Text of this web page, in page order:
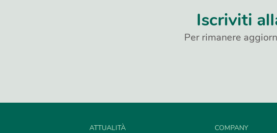
Iscriviti
Per rimanere
ATTUALITÀ
COMPANY